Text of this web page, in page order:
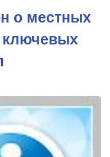
о местных